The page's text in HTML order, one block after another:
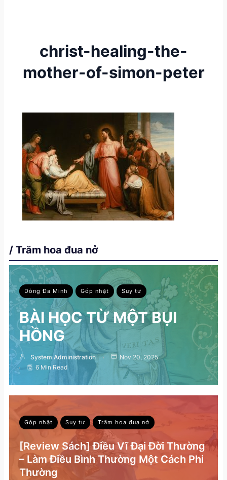
christ-healing-the-
mother-of-simon-peter
/ Trăm hoa đua nở
Dòng Đa Minh Góp nhặt Suy tư
BÀI HỌC TỪ MỘT BỤI
HỒNG
System Administration
Nov 20, 2025
6 Min Read
Góp nhặt Suy tư Trăm hoa đua nở
[Review Sách] Điều Vĩ Đại Đời Thường
– Làm Điều Bình Thường Một Cách Phi
Thường